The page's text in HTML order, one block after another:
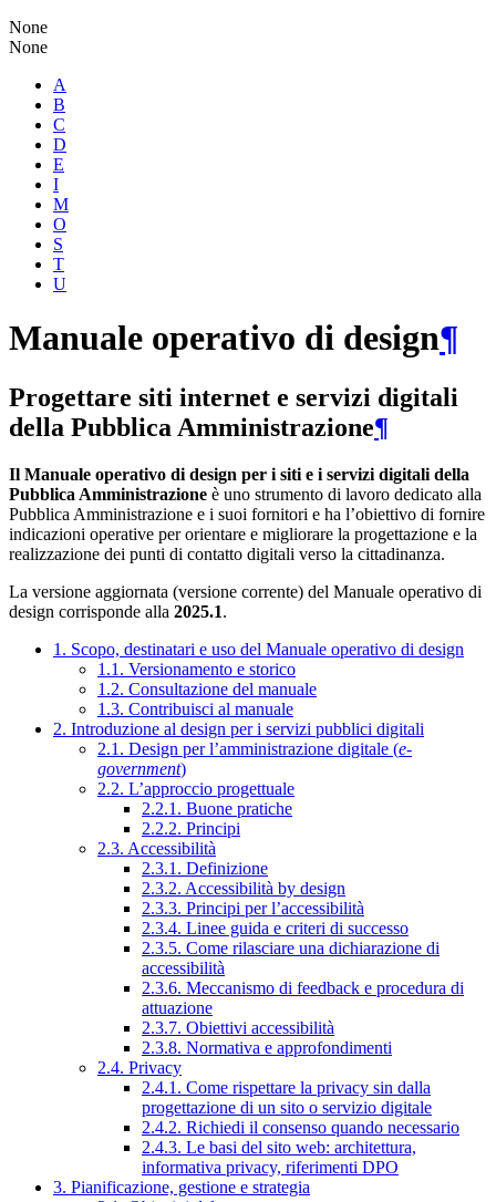
None
None
A
B
C
D
E
I
M
O
S
T
U
Manuale operativo di design¶
Progettare siti internet e servizi digitali
della Pubblica Amministrazione¶
Il Manuale operativo di design per i siti e i servizi digitali della
Pubblica Amministrazione è uno strumento di lavoro dedicato alla
Pubblica Amministrazione e i suoi fornitori e ha l’obiettivo di fornire
indicazioni operative per orientare e migliorare la progettazione e la
realizzazione dei punti di contatto digitali verso la cittadinanza.
La versione aggiornata (versione corrente) del Manuale operativo di
design corrisponde alla 2025.1.
1. Scopo, destinatari e uso del Manuale operativo di design
1.1. Versionamento e storico
1.2. Consultazione del manuale
1.3. Contribuisci al manuale
2. Introduzione al design per i servizi pubblici digitali
2.1. Design per l’amministrazione digitale (e-
government)
2.2. L’approccio progettuale
2.2.1. Buone pratiche
2.2.2. Principi
2.3. Accessibilità
2.3.1. Definizione
2.3.2. Accessibilità by design
2.3.3. Principi per l’accessibilità
2.3.4. Linee guida e criteri di successo
2.3.5. Come rilasciare una dichiarazione di
accessibilità
2.3.6. Meccanismo di feedback e procedura di
attuazione
2.3.7. Obiettivi accessibilità
2.3.8. Normativa e approfondimenti
2.4. Privacy
2.4.1. Come rispettare la privacy sin dalla
progettazione di un sito o servizio digitale
2.4.2. Richiedi il consenso quando necessario
2.4.3. Le basi del sito web: architettura,
informativa privacy, riferimenti DPO
3. Pianificazione, gestione e strategia